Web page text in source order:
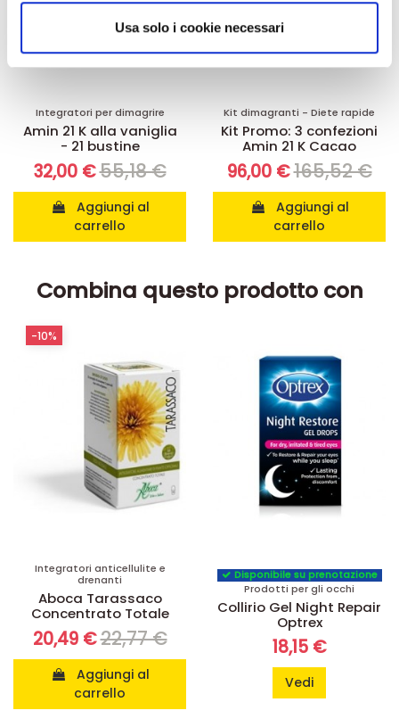
analizzare il nostro traffico. Condividiamo inoltre
informazioni sul modo in cui utilizza il nostro sito con i
nostri partner che si occupano di analisi dei dati web,
pubblicità e social media, i quali potrebbero combinarle
raccolto dal suo utilizzo dei loro servizi.
Usa solo i cookie necessari
Integratori per dimagrire
Amin 21 K alla vaniglia
- 21 bustine
32,00 €55,18 €
carrello
Kit dimagranti - Diete rapide
Kit Promo: 3 confezioni
Amin 21 K Cacao
96,00 €165,52 €
carrello
Combina questo prodotto con
Integratori anticellulite e
drenanti
Aboca Tarassaco
Concentrato Totale
20,49 €22,77 €
carrello
-10%
Disponibile su prenotazione
Prodotti per gli occhi
Collirio Gel Night Repair
Optrex
18,15 €
Vedi